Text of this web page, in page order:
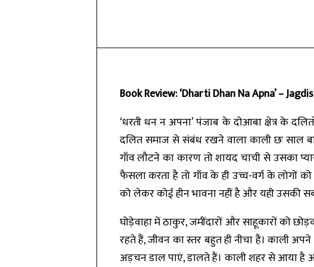
Book Review: ‘Dharti Dhan Na Apna’ –
‘धरती धन न अपना’ पंजाब के दोआबा क्षेत्र के
दलित समाज से संबंध रखने वाला काली छः साल
गाँव लौटने का कारण तो शायद चाची से उसका
फैसला करता है तो गाँव के ही उच्च-वर्ग के लोगों
को लेकर कोई हीन भावना नहीं है और यही उसकी
घोड़ेवाहा में ठाकुर, जमींदारों और साहूकारों को
रहते हैं, जीवन का स्तर बहुत ही नीचा है। काली
अड़चन डाल पाएं, डालते हैं। काली शहर से आया